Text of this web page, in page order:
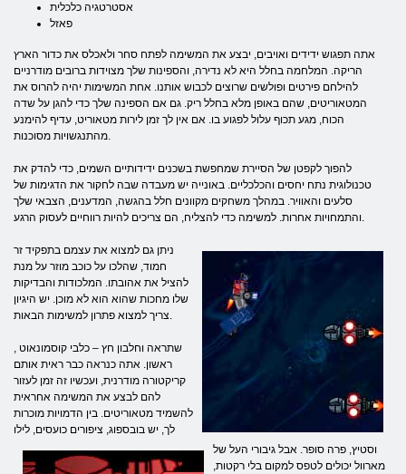
אסטרטגיה כלכלית
פאזל
אתה תפגוש ידידים ואויבים, יבצע את המשימה לפתח סחר ולאכלס את כדור הארץ
הריקה. המלחמה בחלל היא לא נדירה, והספינות שלך מצוידות ברובים מודרניים
להילחם פירטים ופולשים שרוצים לכבוש אותנו. אחת המשימות יהיה להרוס את
המטאוריטים, שהם באופן מלא בחלל ריק. גם אם הספינה שלך כדי להגן על שדה
הכוח, מגע תכוף עלול לפגוע בו. אם אין לך זמן לירות מטאוריט, עדיף להימנע
מהתנגשויות מסוכנות.
להפוך לקפטן של הסיירת שמחפשת בשכנים ידידותיים השמים, כדי להדק את
טכנולוגית נתח יחסים והכלכליים. באונייה יש מעבדה שבה לחקור את הדגימות של
סלעים והאוויר. במהלך משחקים מקוונים חלל בהגשה, המדענים, הצבאי שלך
והתמחויות אחרות. למשימה כדי להצליח, הם צריכים להיות רווחיים לעסוק הרגע.
ניתן גם למצוא את עצמם בתפקיד זר
חמוד, שהלכו על כוכב מוזר על מנת
להציל את אהובתו. המלכודות והבדיקות
שלו מחכות שהוא הוא לא מוכן. יש היגיון
צריך למצוא פתרון למשימות הבאות.
, שתראה וחלבון חץ – כלבי קוסמונאוט
ראשון. אתה כנראה כבר ראית אותם
קריקטורה מודרנית, ועכשיו זה זמן לעזור
להם לבצע את המשימה אחראית
להשמיד מטאוריטים. בין הדמויות מוכרות
לך, יש בובספוג, ציפורים כועסים, לילו
וסטיץ, פרה סופר. אבל גיבורי העל של
מארוול יכולים לטפס למקום בלי רקטות,